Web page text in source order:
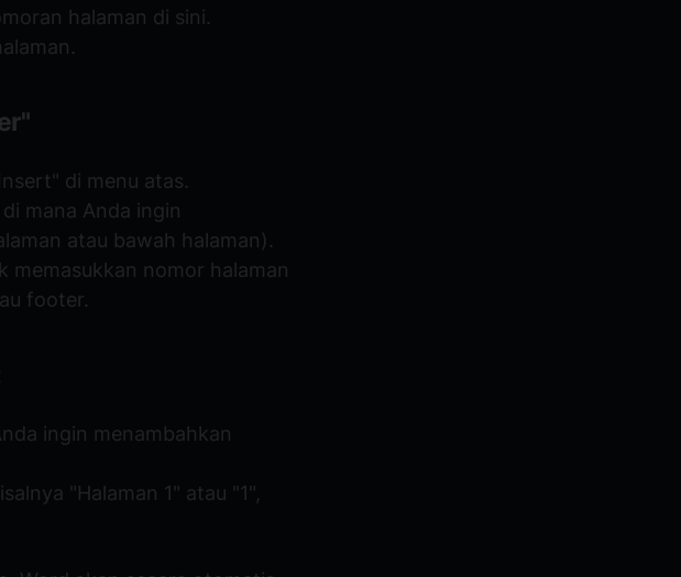
halaman di sini.
di menu atas.
mana Anda ingin
atau bawah halaman).
memasukkan nomor halaman
footer.
ingin menambahkan
"Halaman 1" atau "1",